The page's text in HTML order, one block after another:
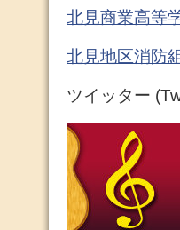
北見商業高等
北見地区消防
ツイッター